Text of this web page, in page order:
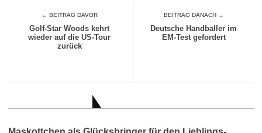
← BEITRAG DAVOR
Golf-Star Woods kehrt
wieder auf die US-Tour
zurück
BEITRAG DANACH →
Deutsche Handballer im
EM-Test gefordert